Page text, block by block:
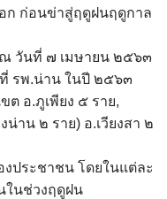
transparency
ก ก่อนข่าสู่ฤดูฝนฤดูกาล
วันที่ ๗ เมษายน ๒๕๖๓
รพ.น่าน ในปี ๒๕๖๓
ต อ.ภูเพียง ๕ ราย,
น่าน ๒ ราย) อ.เวียงสา ๒
ประชาชน โดยในแต่ละ
ในช่วงฤดูฝน